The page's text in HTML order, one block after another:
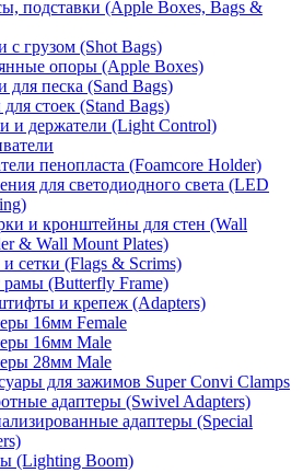
подставки (Apple Boxes, Bags &
грузом (Shot Bags)
опоры (Apple Boxes)
песка (Sand Bags)
стоек (Stand Bags)
и держатели (Light Control)
пенопласта (Foamcore Holder)
для светодиодного света (LED
и кронштейны для стен (Wall
& Wall Mount Plates)
сетки (Flags & Scrims)
(Butterfly Frame)
и крепеж (Adapters)
16мм Female
16мм Male
28мм Male
для зажимов Super Convi Clamps
адаптеры (Swivel Adapters)
адаптеры (Special
(Lighting Boom)